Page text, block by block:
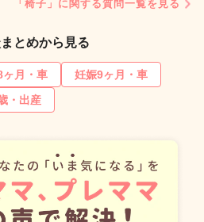
「椅子」に関する質問一覧を見る
とめから見る
ヶ月・車
妊娠9ヶ月・車
・出産